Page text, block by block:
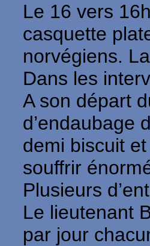
Le 16 vers
casquette
norvégiens.
Dans les
A son départ
d’endaubage
demi biscuit
souffrir
Plusieurs
Le lieutenant
par jour